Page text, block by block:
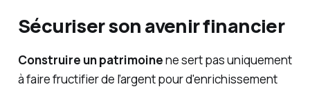
Sécuriser son avenir financier
Construire un patrimoinene sert pas uniquement
à faire fructifier de l’argent pour d'enrichissement